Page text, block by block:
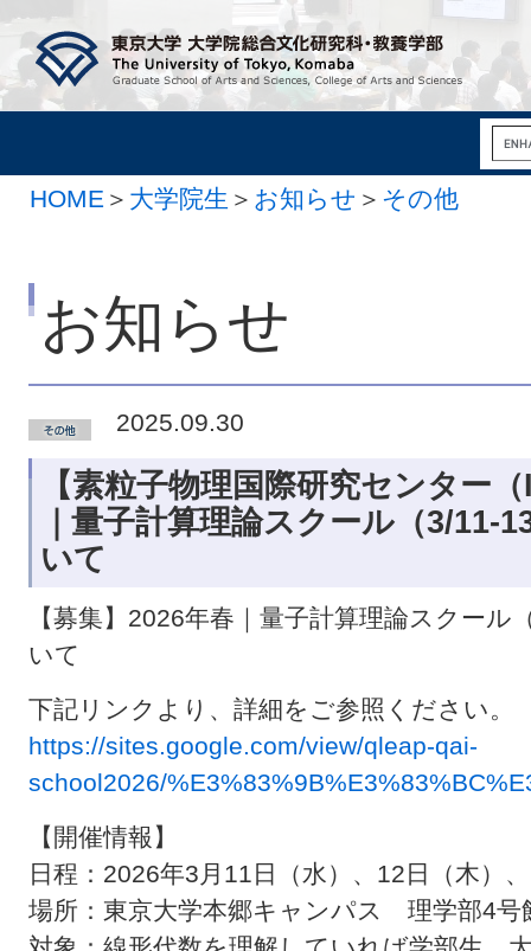
HOME ＞ 大学院生 ＞ お知らせ ＞ その他
お知らせ
2025.09.30
【素粒子物理国際研究センター
｜量子計算理論スクール（3/11-
いて
【募集】2026年春｜量子計算理論スクー
いて
下記リンクより、詳細をご参照ください。
https://sites.google.com/view/qleap-qai-
school2026/
【開催情報】
日程：2026年3月11日（水）、12日（木）
場所：東京大学本郷キャンパス 理学部4号